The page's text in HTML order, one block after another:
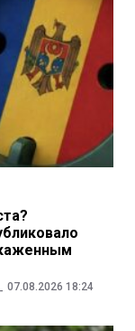
07.08.2026 18:24